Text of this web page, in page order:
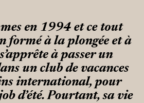
en 1994 et ce tout
formé à la plongée et à
à passer un
un club de vacances
international, pour
d’été. Pourtant, sa vie